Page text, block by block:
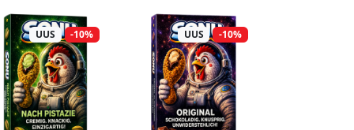
UUS -10% UUS -10%